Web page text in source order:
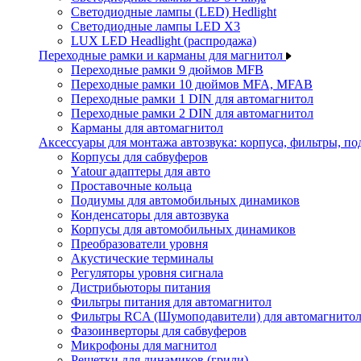
Светодиодные лампы (LED) Hedlight
Светодиодные лампы LED X3
LUX LED Headlight (распродажа)
Переходные рамки и карманы для магнитол
Переходные рамки 9 дюймов MFB
Переходные рамки 10 дюймов MFA, MFAB
Переходные рамки 1 DIN для автомагнитол
Переходные рамки 2 DIN для автомагнитол
Карманы для автомагнитол
Аксессуары для монтажа автозвука: корпуса, фильтры,
Корпусы для сабвуферов
Yаtour адаптеры для авто
Проставочные кольца
Подиумы для автомобильных динамиков
Конденсаторы для автозвука
Корпусы для автомобильных динамиков
Преобразователи уровня
Акустические терминалы
Регуляторы уровня сигнала
Дистрибьюторы питания
Фильтры питания для автомагнитол
Фильтры RCA (Шумоподавители) для автомагнитол
Фазоинверторы для сабвуферов
Микрофоны для магнитол